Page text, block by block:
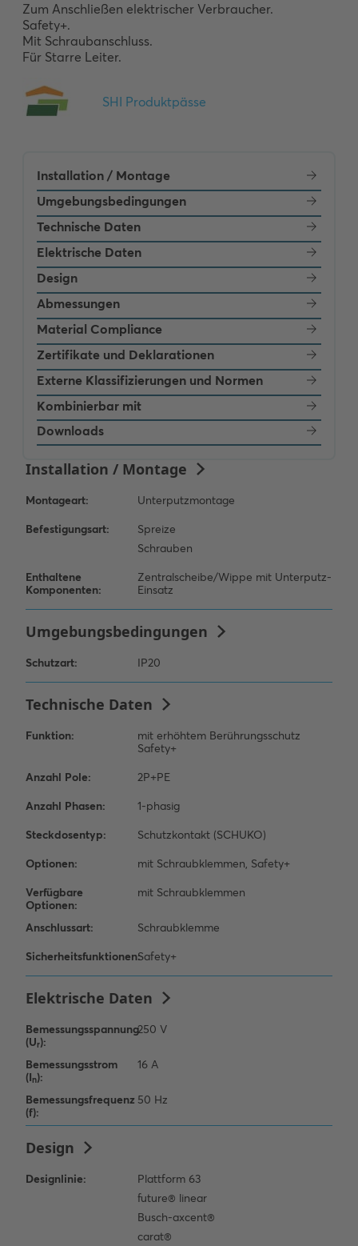
Zum Anschließen elektrischer Verbraucher.
Safety+.
Mit Schraubanschluss.
Für Starre Leiter.
Installation / Montage
Umgebungsbedingungen
Technische Daten
Elektrische Daten
Design
Abmessungen
Material Compliance
Zertifikate und Deklarationen
Externe Klassifizierungen und Normen
Kombinierbar mit
Downloads